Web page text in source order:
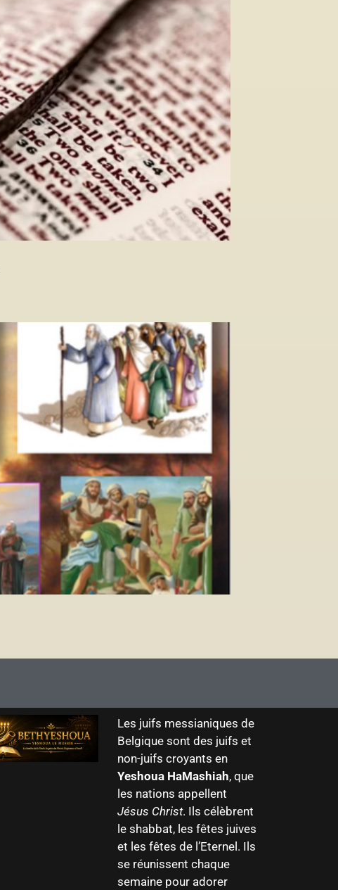
Les juifs messianiques de
Belgique sont des juifs et
non-juifs croyants en
Yeshoua HaMashiah, que
les nations appellent
Jésus Christ. Ils célèbrent
le shabbat, les fêtes juives
et les fêtes de l’Eternel. Ils
se réunissent chaque
semaine pour adorer